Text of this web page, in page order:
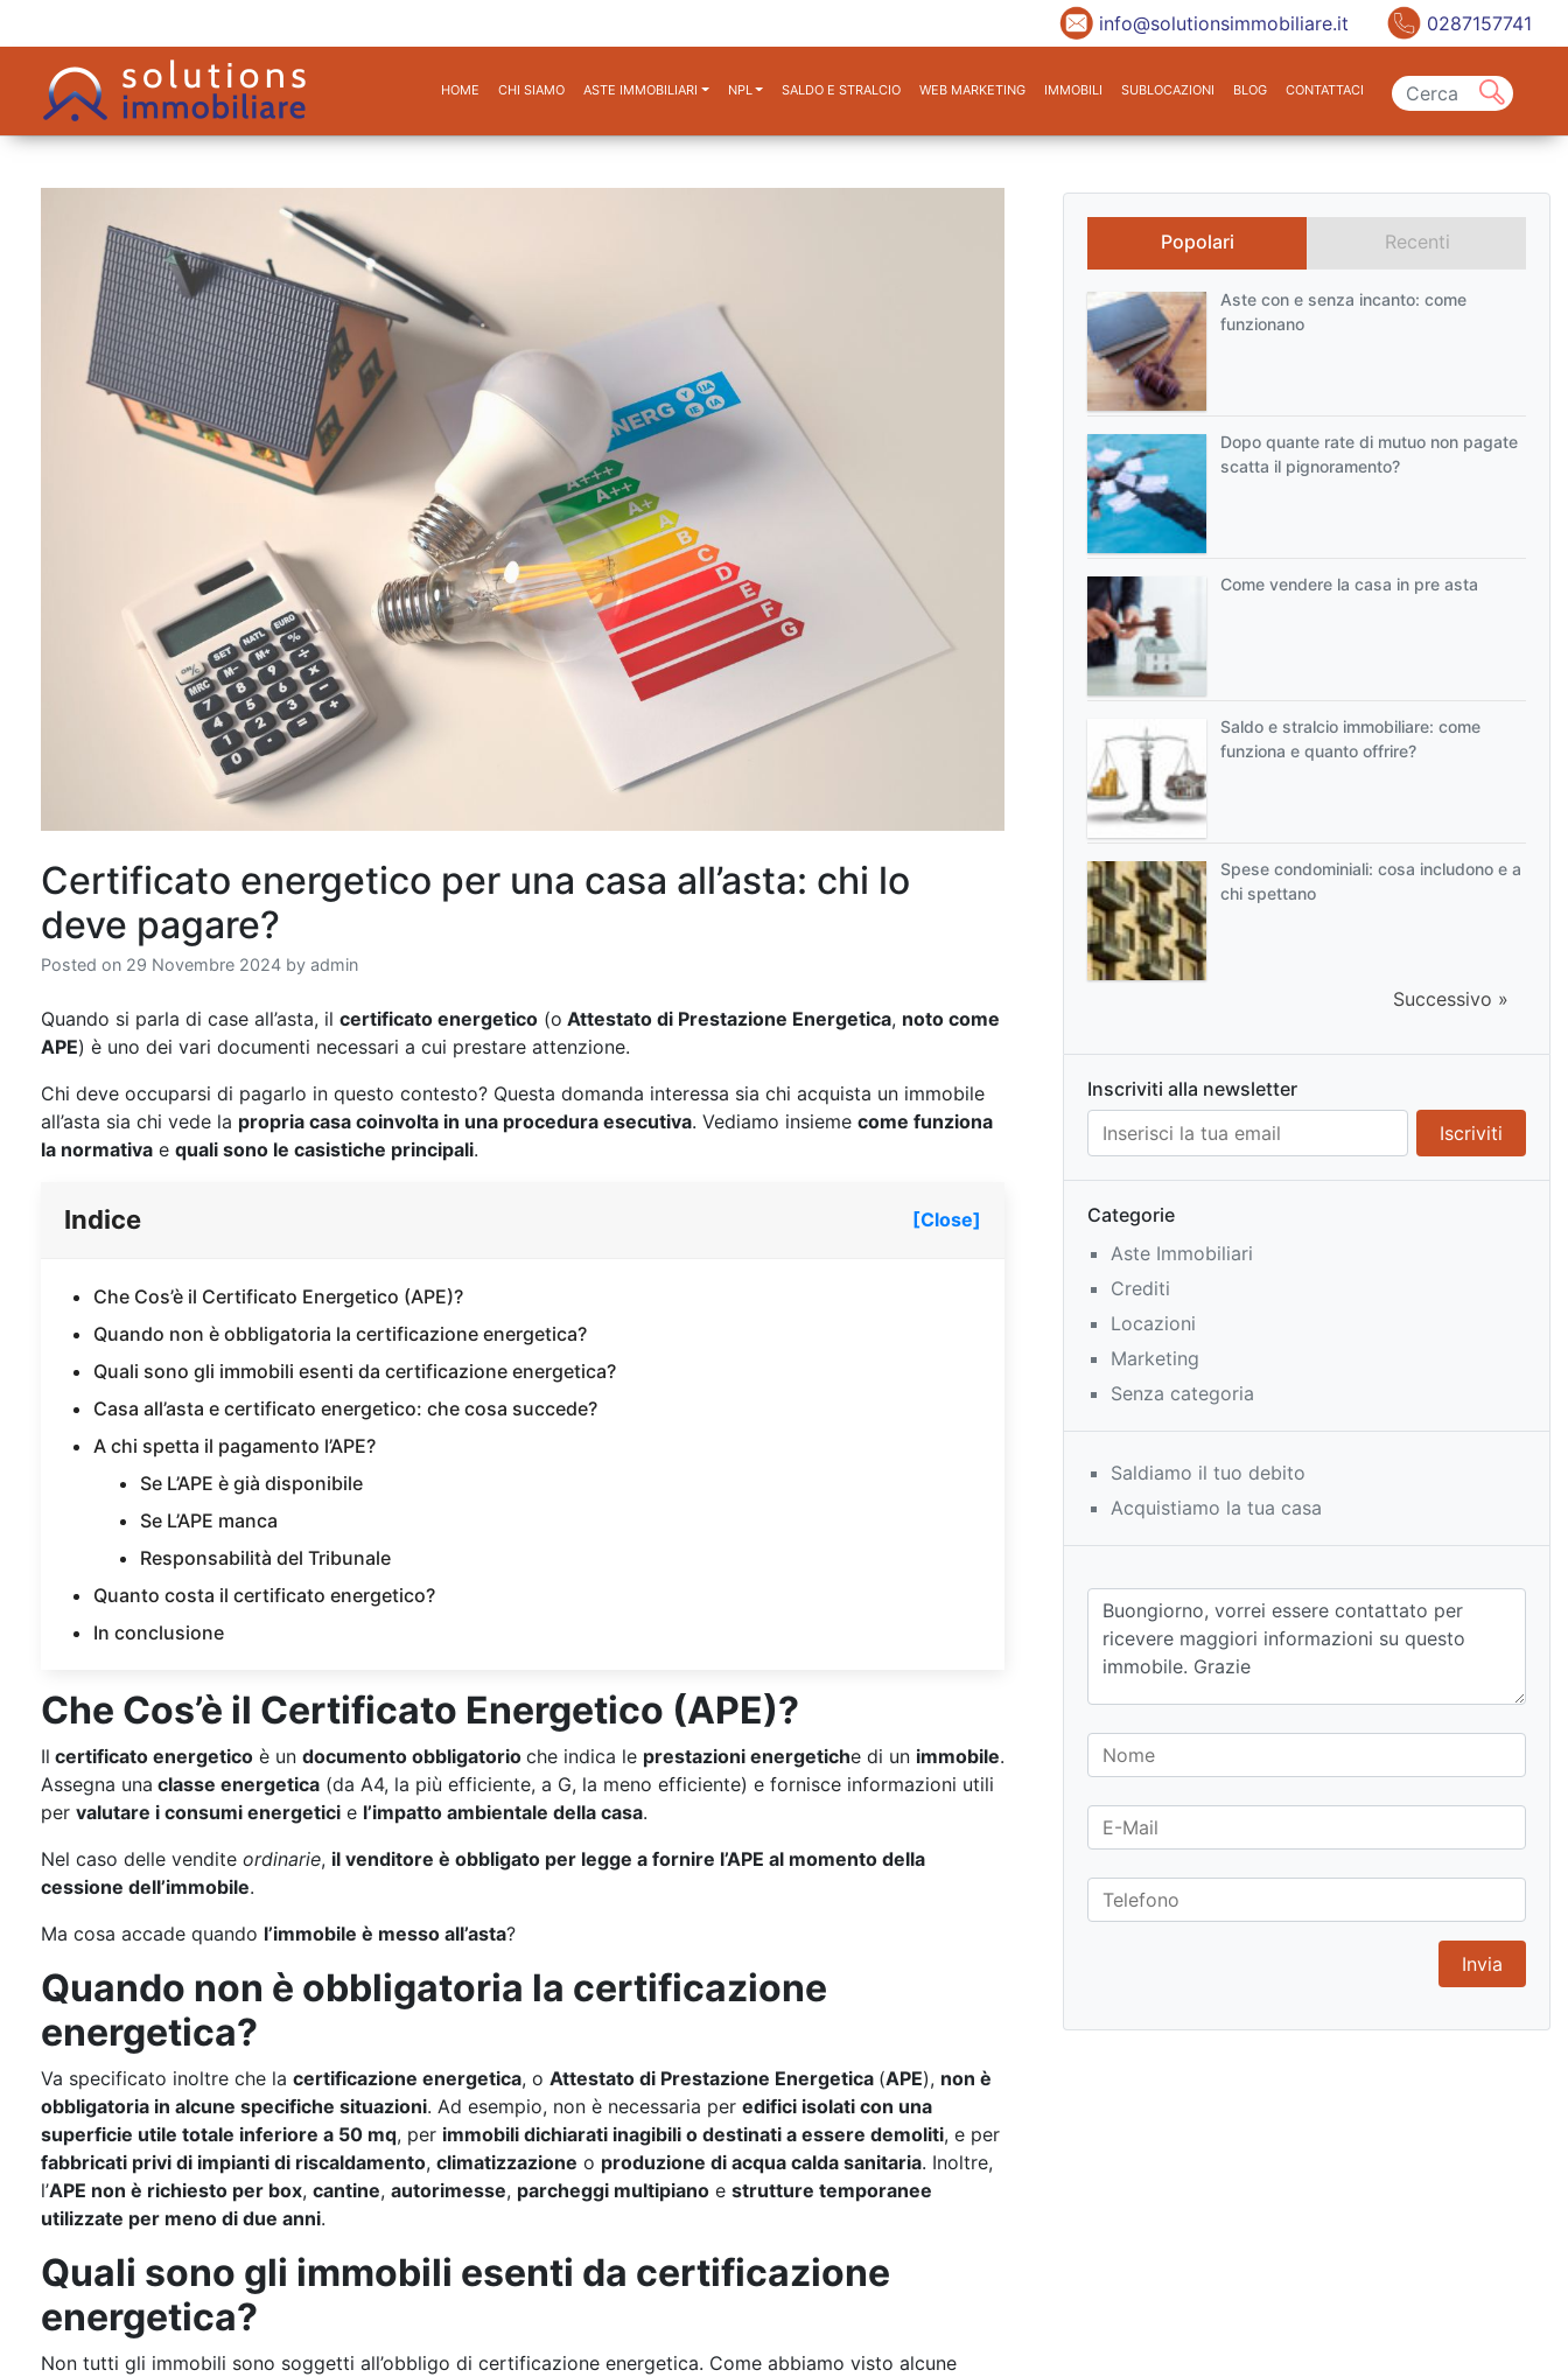
info@solutionsimmobiliare.it 0287157741
HOME CHI SIAMO ASTE IMMOBILIARI NPL SALDO E STRALCIO WEB MARKETING IMMOBILI SUBLOCAZIONI BLOG CONTATTACI
Certificato energetico per una casa all’asta: chi lo
deve pagare?
Posted on 29 Novembre 2024 by admin
Quando si parla di case all’asta, il certificato energetico (o Attestato di Prestazione Energetica, noto come
APE) è uno dei vari documenti necessari a cui prestare attenzione.
Chi deve occuparsi di pagarlo in questo contesto? Questa domanda interessa sia chi acquista un immobile
all’asta sia chi vede la propria casa coinvolta in una procedura esecutiva. Vediamo insieme come funziona
la normativa e quali sono le casistiche principali.
Indice [Close]
Che Cos’è il Certificato Energetico (APE)?
Quando non è obbligatoria la certificazione energetica?
Quali sono gli immobili esenti da certificazione energetica?
Casa all’asta e certificato energetico: che cosa succede?
A chi spetta il pagamento l’APE?
Se L’APE è già disponibile
Se L’APE manca
Responsabilità del Tribunale
Quanto costa il certificato energetico?
In conclusione
Che Cos’è il Certificato Energetico (APE)?
Il certificato energetico è un documento obbligatorio che indica le prestazioni energetiche di un immobile.
Assegna una classe energetica (da A4, la più efficiente, a G, la meno efficiente) e fornisce informazioni utili
per valutare i consumi energetici e l’impatto ambientale della casa.
Nel caso delle vendite ordinarie, il venditore è obbligato per legge a fornire l’APE al momento della
cessione dell’immobile.
Ma cosa accade quando l’immobile è messo all’asta?
Quando non è obbligatoria la certificazione
energetica?
Va specificato inoltre che la certificazione energetica, o Attestato di Prestazione Energetica (APE), non è
obbligatoria in alcune specifiche situazioni. Ad esempio, non è necessaria per edifici isolati con una
superficie utile totale inferiore a 50 mq, per immobili dichiarati inagibili o destinati a essere demoliti, e per
fabbricati privi di impianti di riscaldamento, climatizzazione o produzione di acqua calda sanitaria. Inoltre,
l’APE non è richiesto per box, cantine, autorimesse, parcheggi multipiano e strutture temporanee
utilizzate per meno di due anni.
Quali sono gli immobili esenti da certificazione
energetica?
Non tutti gli immobili sono soggetti all’obbligo di certificazione energetica. Come abbiamo visto alcune
Popolari Recenti
Aste con e senza incanto: come
funzionano
Dopo quante rate di mutuo non pagate
scatta il pignoramento?
Come vendere la casa in pre asta
Saldo e stralcio immobiliare: come
funziona e quanto offrire?
Spese condominiali: cosa includono e a
chi spettano
Successivo »
Inscriviti alla newsletter
Categorie
Aste Immobiliari
Crediti
Locazioni
Marketing
Senza categoria
Saldiamo il tuo debito
Acquistiamo la tua casa